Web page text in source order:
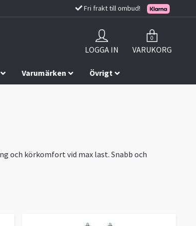
Fri frakt till ombud!
LOGGA IN
0
VARUKORG
Varumärken Övrigt
och körkomfort vid max last. Snabb och